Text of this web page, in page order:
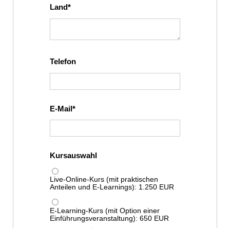
Land
Telefon
E-Mail
Kursauswahl
Live-Online-Kurs (mit praktischen
Anteilen und E-Learnings): 1.250 EUR
E-Learning-Kurs (mit Option einer
Einführungsveranstaltung): 650 EUR